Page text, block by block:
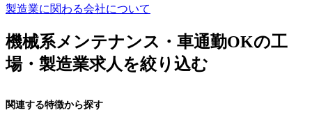
製造業に関わる会社について
機械系メンテナンス・車通勤OKの工
場・製造業求人を絞り込む
関連する特徴から探す